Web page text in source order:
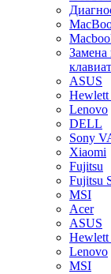
Замена
ASUS
Hewlett
Lenovo
DELL
Sony
Xiaomi
Fujitsu
Fujitsu
MSI
Acer
ASUS
Hewlett
Lenovo
MSI